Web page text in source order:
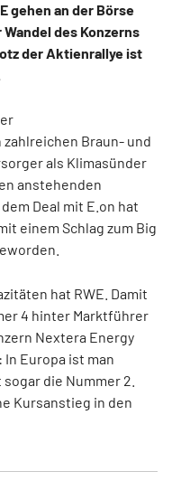
gehen an der Börse
des Konzerns
der Aktienrallye ist
Braun- und
als Klimasünder
anstehenden
Deal mit E.on hat
einem Schlag zum Big
hat RWE. Damit
4 hinter Marktführer
Nextera Energy
Europa ist man
die Nummer 2.
Kursanstieg in den